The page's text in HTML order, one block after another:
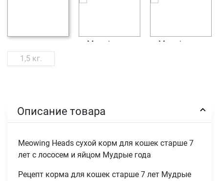
1,5 кг.
Описание товара
Meowing Heads сухой корм для кошек старше 7
лет с лососем и яйцом Мудрые года
Рецепт корма для кошек старше 7 лет Мудрые